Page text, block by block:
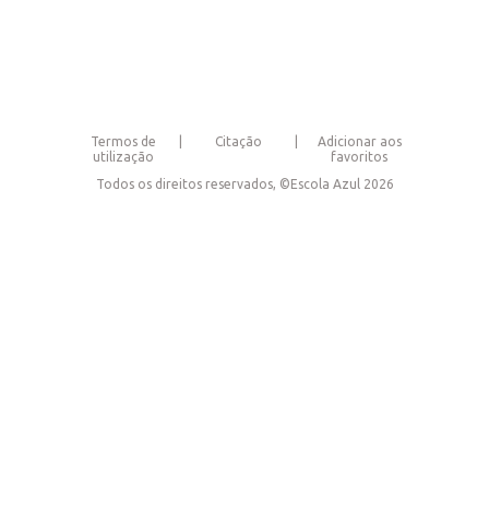
Termos de
utilização
Citação
Adicionar aos
favoritos
Todos os direitos reservados, ©Escola Azul 2026